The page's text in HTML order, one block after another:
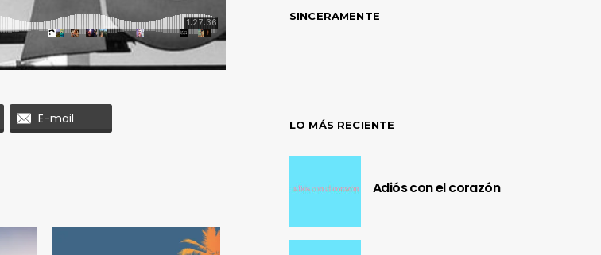
E-mail
SINCERAMENTE
LO MÁS RECIENTE
Adiós con el corazón